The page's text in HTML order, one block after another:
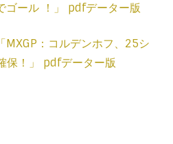
ゴール ！」 pdfデーター版
MXGP：コルデンホフ、25シ
保！」 pdfデーター版